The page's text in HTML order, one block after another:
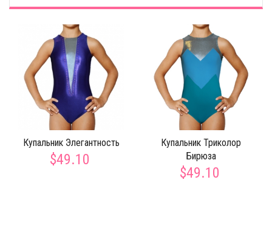
Купальник Элегантность
$49.10
Купальник Триколор
Бирюза
$49.10